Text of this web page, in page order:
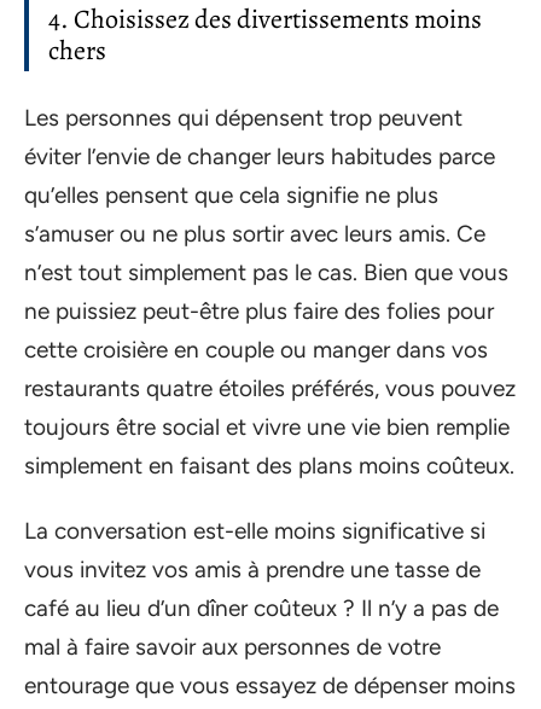
4. Choisissez des divertissements moins
chers
Les personnes qui dépensent trop peuvent
éviter l’envie de changer leurs habitudes parce
qu’elles pensent que cela signifie ne plus
s’amuser ou ne plus sortir avec leurs amis. Ce
n’est tout simplement pas le cas. Bien que vous
ne puissiez peut-être plus faire des folies pour
cette croisière en couple ou manger dans vos
restaurants quatre étoiles préférés, vous pouvez
toujours être social et vivre une vie bien remplie
simplement en faisant des plans moins coûteux.
La conversation est-elle moins significative si
vous invitez vos amis à prendre une tasse de
café au lieu d’un dîner coûteux ? Il n’y a pas de
mal à faire savoir aux personnes de votre
entourage que vous essayez de dépenser moins